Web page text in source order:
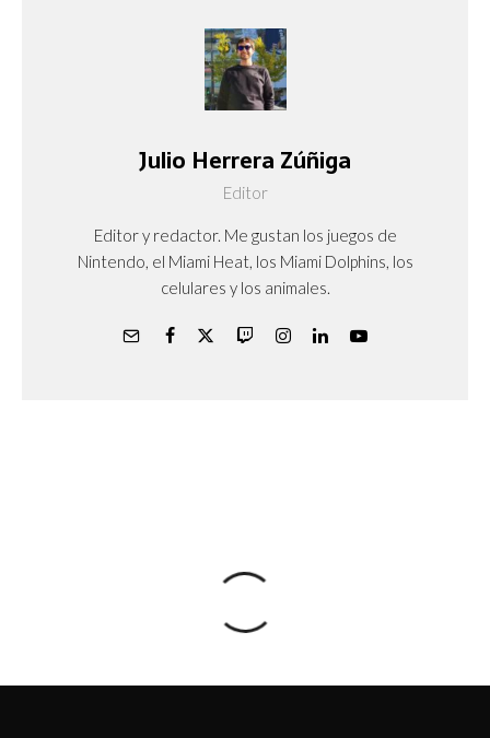
Julio Herrera Zúñiga
Editor
Editor y redactor. Me gustan los juegos de
Nintendo, el Miami Heat, los Miami Dolphins, los
celulares y los animales.